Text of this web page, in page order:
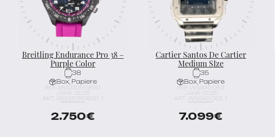
Breitling Endurance Pro 38 –
Purple Color
38
Box, Papiere
REF. X83310F61B1S1
JAHR: 2025
ART. X83310F61B1S1_1
2.750€
Cartier Santos De Cartier
Medium SIze
35
Box, Papiere
REF. WSSA0063
JAHR: 2025
ART. WSSA0063_1
7.099€